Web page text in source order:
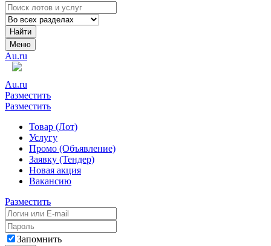
Найти
Меню
Au.ru
Au.ru
Разместить
Разместить
Товар (Лот)
Услугу
Промо (Объявление)
Заявку (Тендер)
Новая акция
Вакансию
Разместить
Запомнить